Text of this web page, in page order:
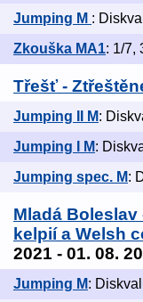
Jumping M :
Zkouška MA1: 1/7,
Třešť -
Jumping II M:
Jumping I M:
Jumping spec. M:
Mladá
kelpií a Welsh
2021 - 01. 08.
Jumping M: